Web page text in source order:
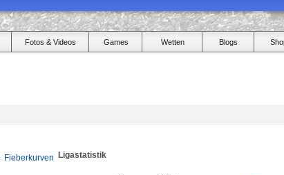
Fotos & Videos Games Wetten Blogs
Fieberkurven Ligastatistik